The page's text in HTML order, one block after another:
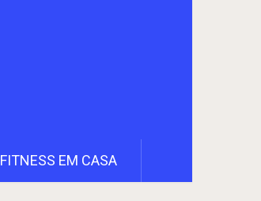
FITNESS EM CASA